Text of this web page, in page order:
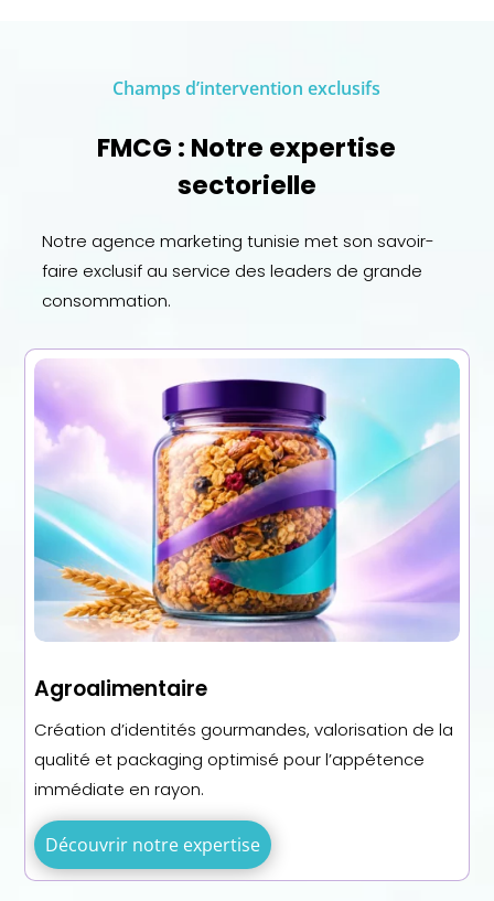
Champs d’intervention exclusifs
FMCG : Notre expertise
sectorielle
Notre agence marketing tunisie met son savoir-
faire exclusif au service des leaders de grande
consommation.
Agroalimentaire
Création d’identités gourmandes, valorisation de la
qualité et packaging optimisé pour l’appétence
immédiate en rayon.
Découvrir notre expertise